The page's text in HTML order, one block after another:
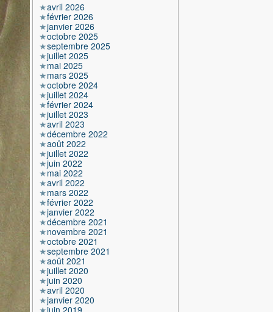
avril 2026
février 2026
janvier 2026
octobre 2025
septembre 2025
juillet 2025
mai 2025
mars 2025
octobre 2024
juillet 2024
février 2024
juillet 2023
avril 2023
décembre 2022
août 2022
juillet 2022
juin 2022
mai 2022
avril 2022
mars 2022
février 2022
janvier 2022
décembre 2021
novembre 2021
octobre 2021
septembre 2021
août 2021
juillet 2020
juin 2020
avril 2020
janvier 2020
juin 2019